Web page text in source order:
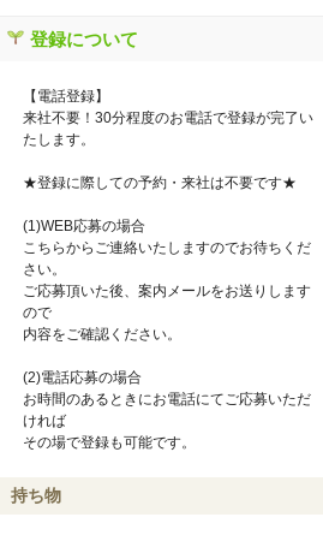
登録について
【電話登録】
来社不要！30分程度のお電話で登録が完了い
たします。
★登録に際しての予約・来社は不要です★
(1)WEB応募の場合
こちらからご連絡いたしますのでお待ちくだ
さい。
ご応募頂いた後、案内メールをお送りします
ので
内容をご確認ください。
(2)電話応募の場合
お時間のあるときにお電話にてご応募いただ
ければ
その場で登録も可能です。
持ち物